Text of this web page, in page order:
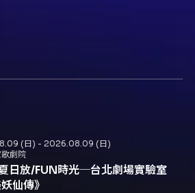
(日) - 2026.08.09 (日)
劇院
日放/FUN時光─台北劇場實驗室
仙傳》